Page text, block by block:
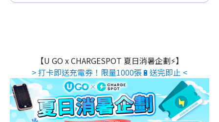
【U GO x CHARGESPOT 夏日消暑企劃⚡】
> 打卡即送充電券！限量1000張🔋送完即止 <